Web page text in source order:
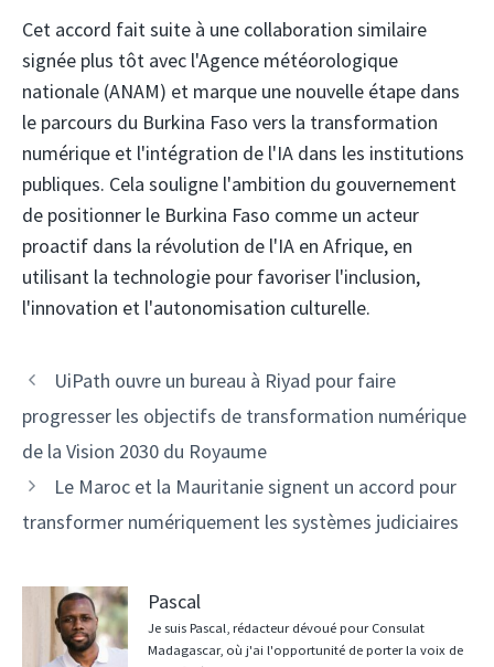
Cet accord fait suite à une collaboration similaire
signée plus tôt avec l'Agence météorologique
nationale (ANAM) et marque une nouvelle étape dans
le parcours du Burkina Faso vers la transformation
numérique et l'intégration de l'IA dans les institutions
publiques. Cela souligne l'ambition du gouvernement
de positionner le Burkina Faso comme un acteur
proactif dans la révolution de l'IA en Afrique, en
utilisant la technologie pour favoriser l'inclusion,
l'innovation et l'autonomisation culturelle.
Navigation
des
UiPath ouvre un bureau à Riyad pour faire
progresser les objectifs de transformation numérique
de la Vision 2030 du Royaume
Le Maroc et la Mauritanie signent un accord pour
transformer numériquement les systèmes judiciaires
Pascal
Je suis Pascal, rédacteur dévoué pour Consulat
Madagascar, où j'ai l'opportunité de porter la voix de